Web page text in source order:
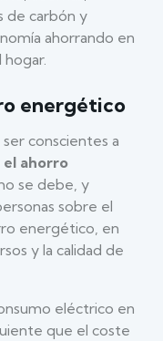
de carbón y
ahorrando en
energético
conscientes a
el ahorro
se debe, y
sobre el
energético, en
y la calidad de
eléctrico en
que el coste